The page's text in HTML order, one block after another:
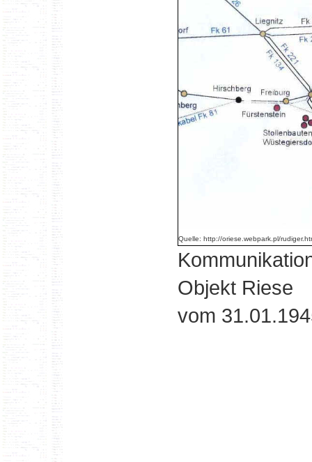
Quelle: http://oriese.webpark.pl/
Objekt Riese
vom